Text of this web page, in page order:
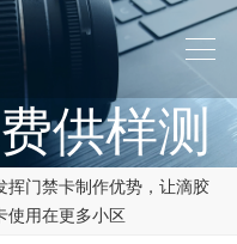
供样测
挥门禁卡制作优势，让滴胶
使用在更多小区